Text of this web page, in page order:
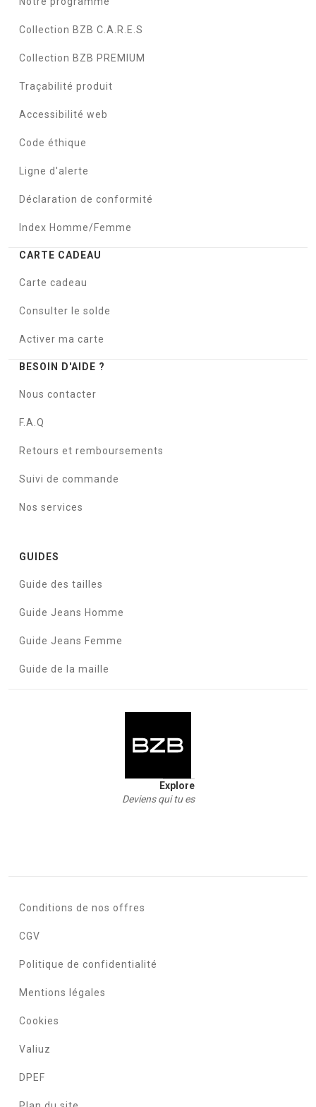
Collection BZB C.A.R.E.S
Collection BZB PREMIUM
Traçabilité produit
Accessibilité web
Code éthique
Ligne d'alerte
Déclaration de conformité
Index Homme/Femme
CARTE CADEAU
Carte cadeau
Consulter le solde
Activer ma carte
BESOIN D'AIDE ?
Nous contacter
F.A.Q
Retours et remboursements
Suivi de commande
Nos services
GUIDES
Guide des tailles
Guide Jeans Homme
Guide Jeans Femme
Guide de la maille
Explore
Deviens qui tu es
Conditions de nos offres
CGV
Politique de confidentialité
Mentions légales
Cookies
Valiuz
DPEF